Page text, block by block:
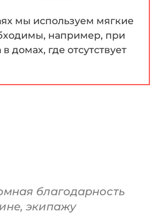
мы используем мягкие
например, при
домах, где отсутствует
благодарность
экипажу